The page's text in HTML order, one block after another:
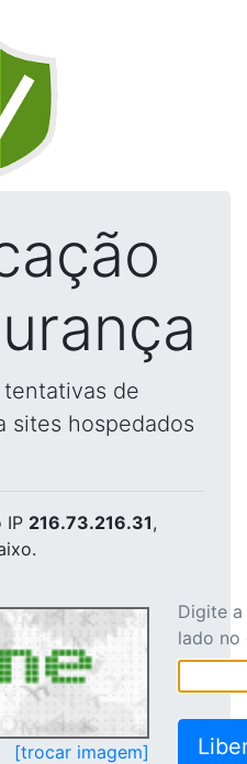
de
sites hospedados
IP 216.73.216.31,
[trocar imagem]
Digite
lado no